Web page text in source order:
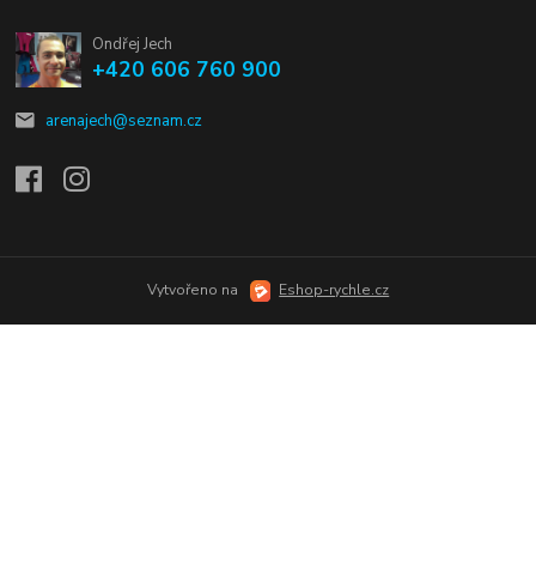
Ondřej Jech
+420 606 760 900
arenajech@seznam.cz
Vytvořeno na Eshop-rychle.cz